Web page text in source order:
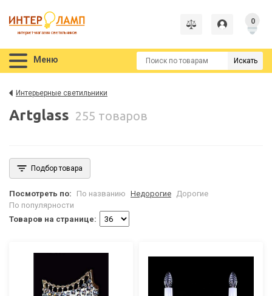
интернет-магазин светильников
0
Меню Искать
Интерьерные светильники
Artglass 255 товаров
Подбор товара
Посмотреть по: По названию Недорогие Дорогие
По популярности
Товаров на странице: